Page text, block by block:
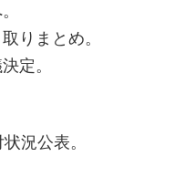
りまとめ。
定。
況公表。